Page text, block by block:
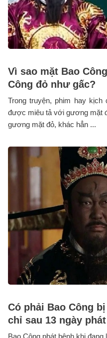
Vì sao mặt Bao
Công đỏ như gấc?
Trong truyện, phim hay kịch
được miêu tả với gương mặt
gương mặt đỏ, khác hẳn ...
Có phải Bao Công
chỉ sau 13 ngày